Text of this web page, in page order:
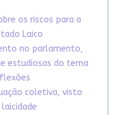
os riscos para a
Laico
no parlamento,
e estudiosas do tema
coletiva, visto